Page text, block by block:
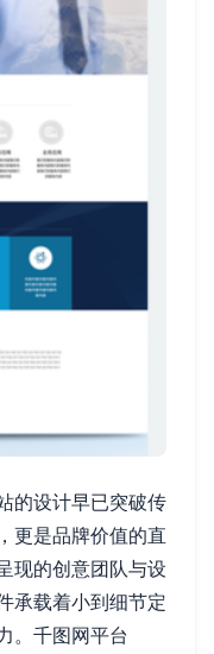
的设计早已突破传
是品牌价值的直
现的创意团队与设
承载着小到细节定
。千图网平台